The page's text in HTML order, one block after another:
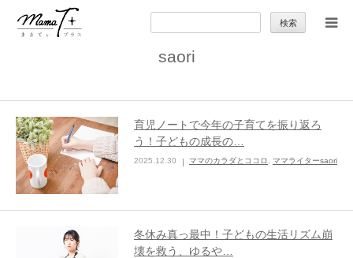
索:
saori
育児ノートで今年の子育てを振り返ろ
う！子どもの成長の…
2025.12.30 ママのカラダとココロ ママライターsaori
冬休み真っ最中！子どもの生活リズム崩
壊を救う、ゆるや…
セカンドキャリア
子育て